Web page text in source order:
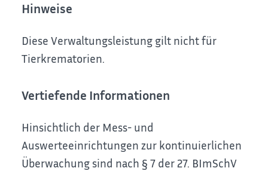
Hinweise
Diese Verwaltungsleistung gilt nicht für
Tierkrematorien.
Vertiefende Informationen
Hinsichtlich der Mess- und
Auswerteeinrichtungen zur kontinuierlichen
Überwachung sind nach § 7 der 27. BImSchV